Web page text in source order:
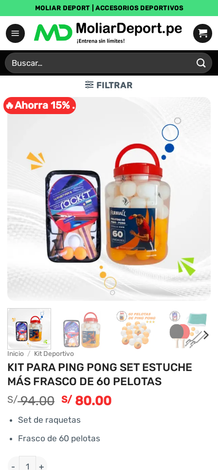
al
contenido
MOLIAR DEPORT | ACCESORIOS DEPORTIVOS
Buscar
por:
FILTRAR
🔥Ahorra 15% .
Inicio / Kit Deportivo
KIT PARA PING PONG SET ESTUCHE
MÁS FRASCO DE 60 PELOTAS
S/94.00 El
precio
original
era:
S/80.00El
Set de raquetas
Frasco de 60 pelotas
KIT PARA PING PONG SET ESTUCHE MÁS FRASCO